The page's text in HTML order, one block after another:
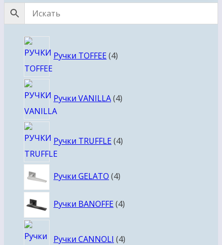
Ручки TOFFEE 4товара
Ручки VANILLA 4товара
Ручки TRUFFLE 4товара
Ручки GELATO 44
Ручки BANOFFE 44
Ручки CANNOLI 4